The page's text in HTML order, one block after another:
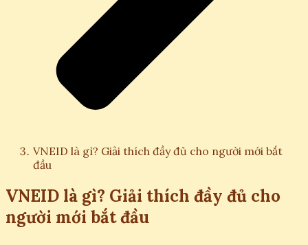
VNEID là gì? Giải thích đầy đủ cho người mới bắt
đầu
VNEID là gì? Giải thích đầy đủ cho
người mới bắt đầu